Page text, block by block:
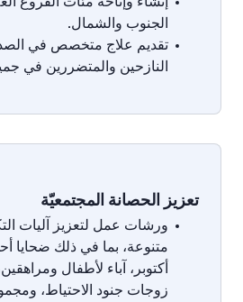
الجنوب والشمال.
تقديم علاج متخصص في
النازحين والمتضررين في
تعزيز الحصانة المجتمعيّة
ورشات عمل لتعزيز آليات
متنوعة، بما في ذلك ضحايا
أكتوبر، آباء لأطفال
زوجات جنود الاحتياط،